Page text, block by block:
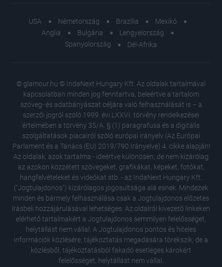
korában
USA Németország Brazília
Mexikó
Anglia
Bulgária
Lengyelország
Spanyolország
Dél-Afrika
© glamour.hu © IndaNext Hungary Kft. Az oldalak tartalmával
kapcsolatban minden jog fenntartva, beleértve a tartalom
szöveg- és adatbányászat céljára való felhasználását is – a
szerzői jogról szóló 1999. évi LXXVI. törvény rendelkezései
értelmében a törvény 35/A. § (1) paragrafusa és a digitális
szolgáltatások piacairól szóló európai irányelv (Az Európai
Parlament és a Tanács (EU) 2019/790 Irányelve) 4. cikke alapján!
Az oldalak, azok tartalma - ideértve különösen, de nem kizárólag
az azokon közzétett szövegeket, grafikákat, képeket, fotókat,
hangfelvételeket és videókat stb. - az IndaNext Hungary Kft.
("Jogtulajdonos") kizárólagos jogosultsága alá esnek. Mindezek
minden és bármely felhasználása csak a Jogtulajdonos előzetes
írásbeli hozzájárulásával lehetséges. Az oldalról kivezető linkeken
elérhető tartalmakért a Jogtulajdonos semmilyen felelősséget,
helytállást nem vállal. A Jogtulajdonos pontos és hiteles
információk közlésére, tájékoztatás megadására törekszik, de a
közlésből, tájékoztatásból fakadó esetleges károkért
felelősséget, helytállást nem vállal.